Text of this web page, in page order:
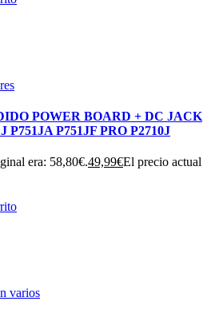
POWER BOARD + DC JACK
P751JA P751JF PRO P2710J
era: 58,80€.49,99€El precio actual
varios